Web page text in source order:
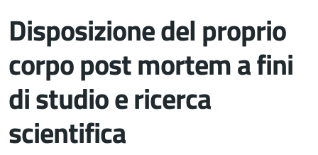
Disposizione del proprio
corpo post mortem a fini
di studio e ricerca
scientifica